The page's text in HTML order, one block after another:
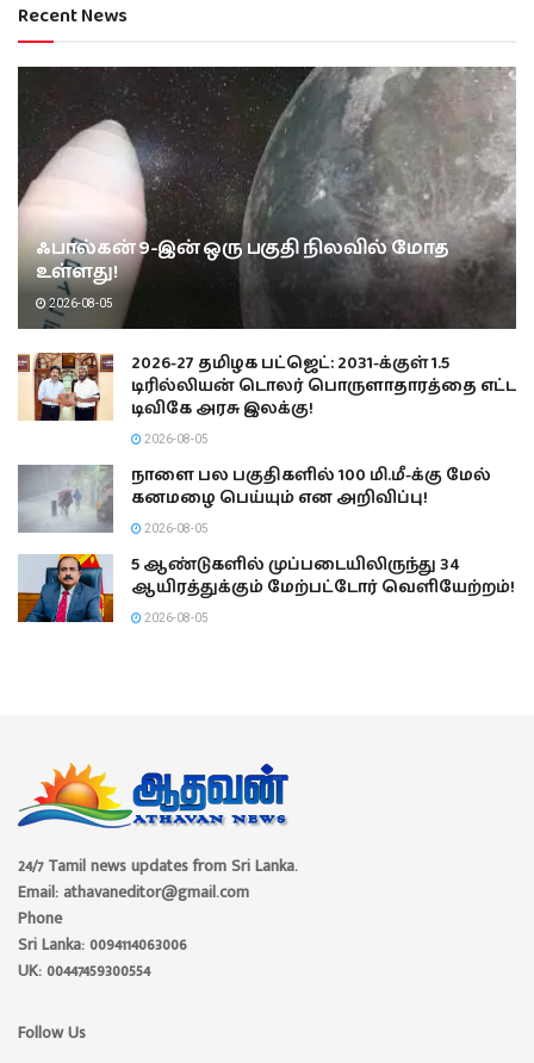
Recent News
ஃபால்கன் 9-இன் ஒரு பகுதி நிலவில் மோத
உள்ளது!
2026-08-05
2026-27 தமிழக பட்ஜெட்: 2031-க்குள் 1.5
டிரில்லியன் டொலர் பொருளாதாரத்தை எட்ட
டிவிகே அரசு இலக்கு!
2026-08-05
நாளை பல பகுதிகளில் 100 மி.மீ-க்கு மேல்
கனமழை பெய்யும் என அறிவிப்பு!
2026-08-05
5 ஆண்டுகளில் முப்படையிலிருந்து 34
ஆயிரத்துக்கும் மேற்பட்டோர் வெளியேற்றம்!
2026-08-05
24/7 Tamil news updates from Sri Lanka.
Email: athavaneditor@gmail.com
Phone
Sri Lanka: 0094114063006
UK: 00447459300554
Follow Us